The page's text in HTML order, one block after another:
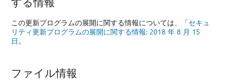
この更新プログラムの展開に関する情報については、「セキュ
リティ更新プログラムの展開に関する情報: 2018 年 8 月 15
日 。
ファイル情報